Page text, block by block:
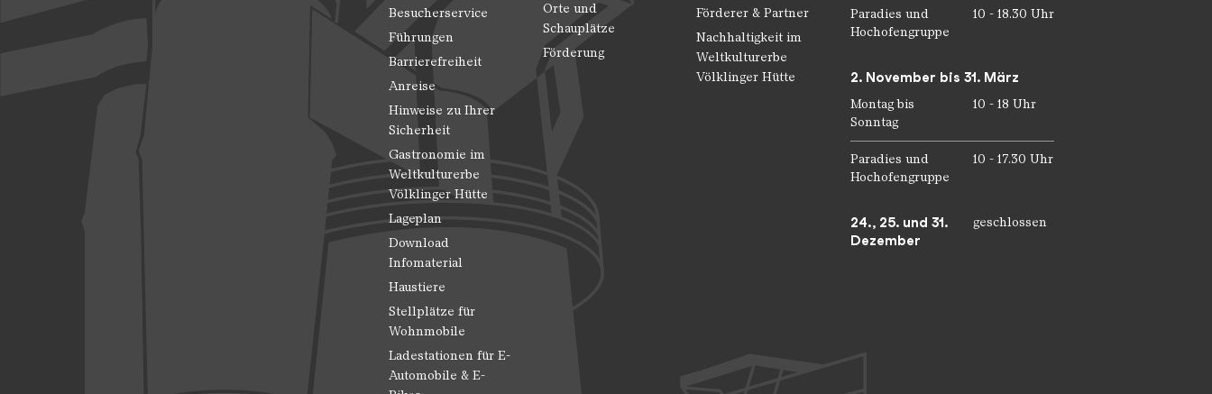
Besucherservice
Führungen
Barrierefreiheit
Anreise
Hinweise zu Ihrer
Sicherheit
Gastronomie im
Weltkulturerbe
Völklinger Hütte
Lageplan
Download
Infomaterial
Haustiere
Stellplätze für
Wohnmobile
Ladestationen für E-
Automobile & E-
Orte und
Schauplätze
Förderung
Förderer & Partner
Nachhaltigkeit im
Weltkulturerbe
Völklinger Hütte
Paradies und
Hochofengruppe
10 - 18.30 Uhr
2. November bis 31. März
Montag bis
Sonntag
10 - 18 Uhr
Paradies und
Hochofengruppe
10 - 17.30 Uhr
24., 25. und 31.
Dezember
geschlossen